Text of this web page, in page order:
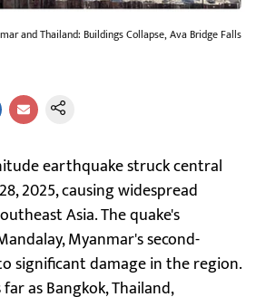
and Thailand: Buildings Collapse, Ava Bridge Falls
earthquake struck central
2025, causing widespread
Asia. The quake's
Myanmar's second-
significant damage in the region.
as Bangkok, Thailand,